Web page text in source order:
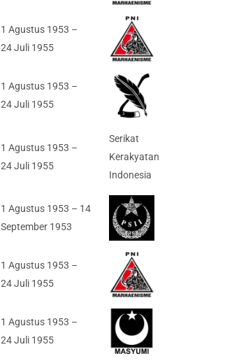
1 Agustus 1953 –
24 Juli 1955
1 Agustus 1953 –
24 Juli 1955
1 Agustus 1953 –
24 Juli 1955
Serikat
Kerakyatan
Indonesia
1 Agustus 1953 – 14
September 1953
1 Agustus 1953 –
24 Juli 1955
1 Agustus 1953 –
24 Juli 1955